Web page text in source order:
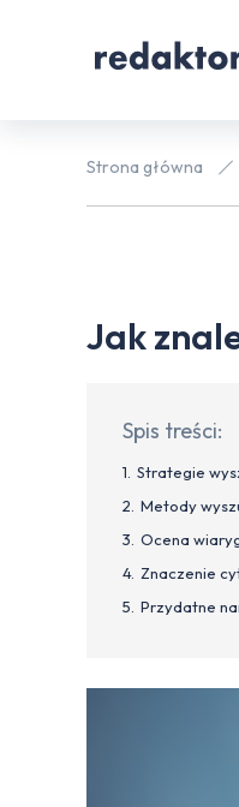
Strona główna
Jak
Spis treści:
Strategie
Metody
Ocena
Znaczenie
Przydatne